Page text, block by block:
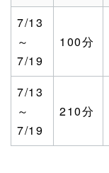
7/13
～
7/19
100分
7/13
～
7/19
210分